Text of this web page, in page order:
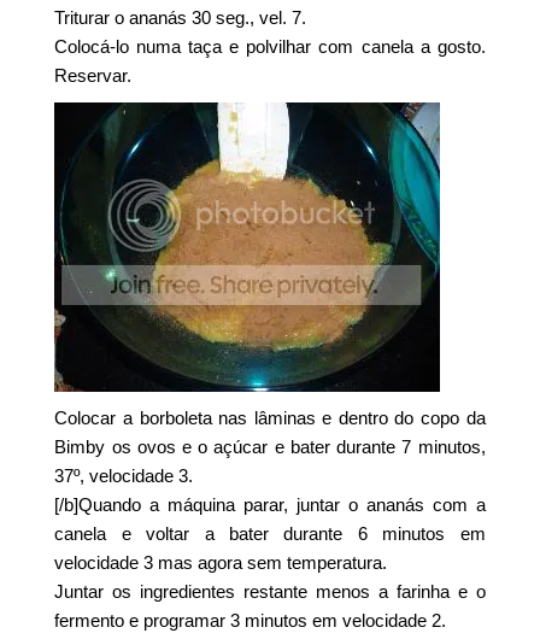
Triturar o ananás 30 seg., vel. 7.
Colocá-lo numa taça e polvilhar com canela a gosto.
Reservar.
Colocar a borboleta nas lâminas e dentro do copo da
Bimby os ovos e o açúcar e bater durante 7 minutos,
37º, velocidade 3.
[/b]Quando a máquina parar, juntar o ananás com a
canela e voltar a bater durante 6 minutos em
velocidade 3 mas agora sem temperatura.
Juntar os ingredientes restante menos a farinha e o
fermento e programar 3 minutos em velocidade 2.